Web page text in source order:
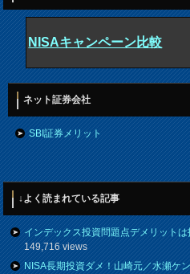
NISAキャンペーン比較
ネット証券会社
SBI証券メリット
↓よく読まれている記事
インデックス投資問題点デメリット
149,716 views
NISA長期投資ダメ！山崎元／水瀬ケ